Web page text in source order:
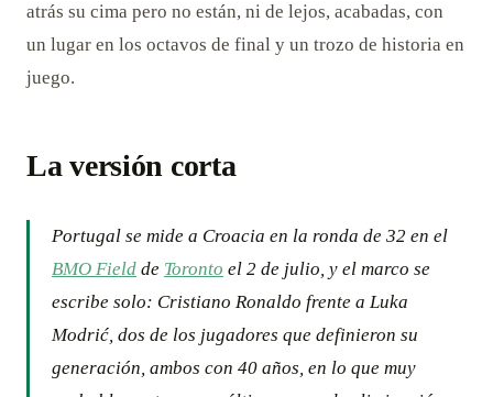
atrás su cima pero no están, ni de lejos, acabadas, con
un lugar en los octavos de final y un trozo de historia en
juego.
La versión corta
Portugal se mide a Croacia en la ronda de 32 en el
BMO Field de Toronto el 2 de julio, y el marco se
escribe solo: Cristiano Ronaldo frente a Luka
Modrić, dos de los jugadores que definieron su
generación, ambos con 40 años, en lo que muy